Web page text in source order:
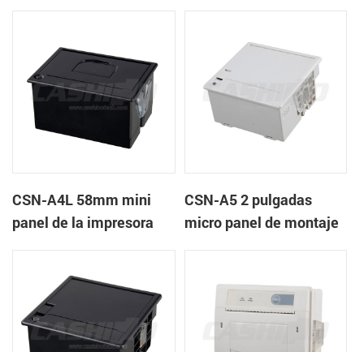
CSN-A4L 58mm mini
panel de la impresora
CSN-A5 2 pulgadas
micro panel de montaje